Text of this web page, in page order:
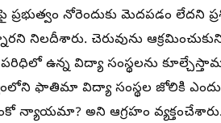
నోరెందుకు మెదపడం లేదని
నిలదీశారు. చెరువును
ఉన్న విద్యా సంస్థలను
ఫాతిమా విద్యా సంస్థల జోలికి
న్యాయమా? అని ఆగ్రహం వ్యక్తంచేశారు.